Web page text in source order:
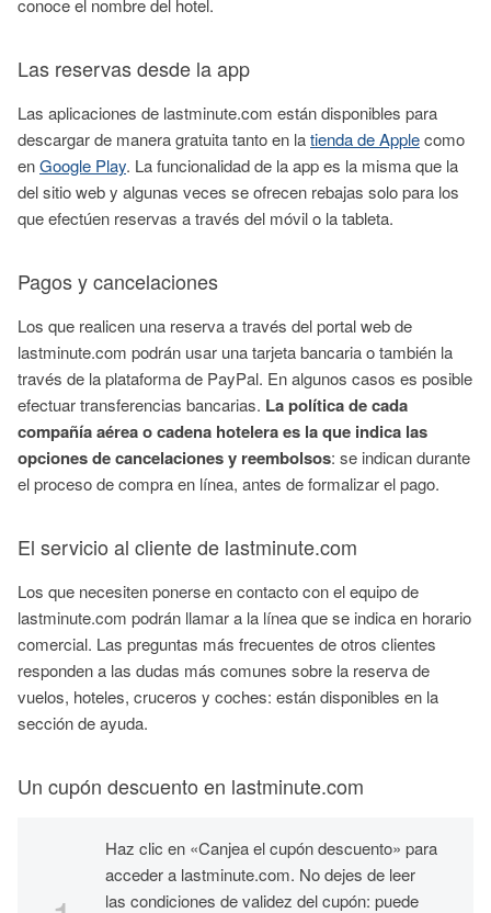
conoce el nombre del hotel.
Las reservas desde la app
Las aplicaciones de lastminute.com están disponibles para
descargar de manera gratuita tanto en latienda de Applecomo
enGoogle Play. La funcionalidad de la app es la misma que la
del sitio web y algunas veces se ofrecen rebajas solo para los
que efectúen reservas a través del móvil o la tableta.
Pagos y cancelaciones
Los que realicen una reserva a través del portal web de
lastminute.com podrán usar una tarjeta bancaria o también la
través de la plataforma de PayPal. En algunos casos es posible
efectuar transferencias bancarias. La política de cada
compañía aérea o cadena hotelera es la que indica las
opciones de cancelaciones y reembolsos: se indican durante
el proceso de compra en línea, antes de formalizar el pago.
El servicio al cliente de lastminute.com
Los que necesiten ponerse en contacto con el equipo de
lastminute.com podrán llamar a la línea que se indica en horario
comercial. Las preguntas más frecuentes de otros clientes
responden a las dudas más comunes sobre la reserva de
vuelos, hoteles, cruceros y coches: están disponibles en la
sección de ayuda.
Un cupón descuento en lastminute.com
Haz clic en «Canjea el cupón descuento» para
acceder a lastminute.com. No dejes de leer
las condiciones de validez del cupón: puede